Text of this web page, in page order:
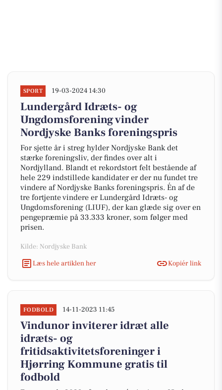
SPORT 19-03-2024 14:30
Lundergård Idræts- og
Ungdomsforening vinder
Nordjyske Banks foreningspris
For sjette år i streg hylder Nordjyske Bank det
stærke foreningsliv, der findes over alt i
Nordjylland. Blandt et rekordstort felt bestående af
hele 229 indstillede kandidater er der nu fundet tre
vindere af Nordjyske Banks foreningspris. Én af de
tre fortjente vindere er Lundergård Idræts- og
Ungdomsforening (LIUF), der kan glæde sig over en
pengepræmie på 33.333 kroner, som følger med
prisen.
Kilde: Nordjyske Bank
Læs hele artiklen her
Kopiér link
FODBOLD 14-11-2023 11:45
Vindunor inviterer idræt alle
idræts- og
fritidsaktivitetsforeninger i
Hjørring Kommune gratis til
fodbold